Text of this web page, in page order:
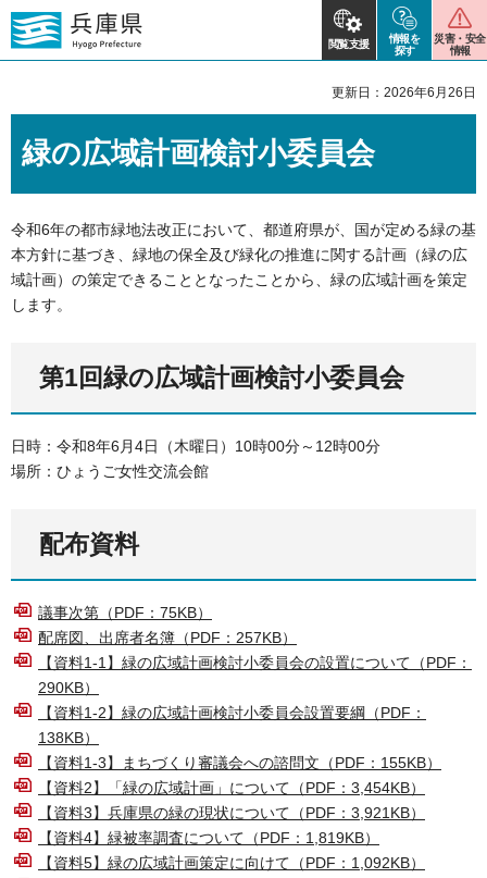
閲覧支援
情報を
探す
災害・安全
情報
更新日：2026年6月26日
緑の広域計画検討小委員会
令和6年の都市緑地法改正において、都道府県が、国が定める緑の基
本方針に基づき、緑地の保全及び緑化の推進に関する計画（緑の広
域計画）の策定できることとなったことから、緑の広域計画を策定
します。
第1回緑の広域計画検討小委員会
日時：令和8年6月4日（木曜日）10時00分～12時00分
場所：ひょうご女性交流会館
配布資料
議事次第（PDF：75KB）
配席図、出席者名簿（PDF：257KB）
【資料1-1】緑の広域計画検討小委員会の設置について（PDF：
290KB）
【資料1-2】緑の広域計画検討小委員会設置要綱（PDF：
138KB）
【資料1-3】まちづくり審議会への諮問文（PDF：155KB）
【資料2】「緑の広域計画」について（PDF：3,454KB）
【資料3】兵庫県の緑の現状について（PDF：3,921KB）
【資料4】緑被率調査について（PDF：1,819KB）
【資料5】緑の広域計画策定に向けて（PDF：1,092KB）